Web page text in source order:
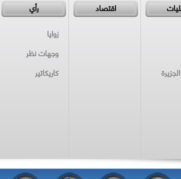
اقتصاد
رأي
زوايا
وجهات نظر
كاريكاتير